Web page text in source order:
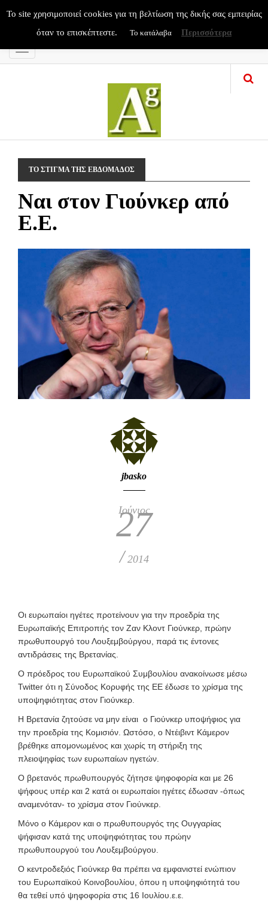
Menu
ΤΟ ΣΤΙΓΜΑ ΤΗΣ ΕΒΔΟΜΑΔΟΣ
Ναι στον Γιούνκερ από
Ε.Ε.
jbasko
Ιούνιος
27
/ 2014
Οι ευρωπαίοι ηγέτες προτείνουν για την προεδρία της
Ευρωπαϊκής Επιτροπής τον Ζαν Κλοντ Γιούνκερ, πρώην
πρωθυπουργό του Λουξεμβούργου, παρά τις έντονες
αντιδράσεις της Βρετανίας.
Ο πρόεδρος του Ευρωπαϊκού Συμβουλίου ανακοίνωσε μέσω
Twitter ότι η Σύνοδος Κορυφής της ΕΕ έδωσε το χρίσμα της
υποψηφιότητας στον Γιούνκερ.
Η Βρετανία ζητούσε να μην είναι ο Γιούνκερ υποψήφιος για
την προεδρία της Κομισιόν. Ωστόσο, ο Ντέιβιντ Κάμερον
βρέθηκε απομονωμένος και χωρίς τη στήριξη της
πλειοψηφίας των ευρωπαίων ηγετών.
Ο βρετανός πρωθυπουργός ζήτησε ψηφοφορία και με 26
ψήφους υπέρ και 2 κατά οι ευρωπαίοι ηγέτες έδωσαν -όπως
αναμενόταν- το χρίσμα στον Γιούνκερ.
Μόνο ο Κάμερον και ο πρωθυπουργός της Ουγγαρίας
ψήφισαν κατά της υποψηφιότητας του πρώην
πρωθυπουργού του Λουξεμβούργου.
Ο κεντροδεξιός Γιούνκερ θα πρέπει να εμφανιστεί ενώπιον
του Ευρωπαϊκού Κοινοβουλίου, όπου η υποψηφιότητά του
θα τεθεί υπό ψηφοφορία στις 16 Ιουλίου.ε.ε.
To site χρησιμοποιεί cookies για τη βελτίωση της δικής σας εμπειρίας
όταν το επισκέπτεστε.
Το κατάλαβα Περισσότερα